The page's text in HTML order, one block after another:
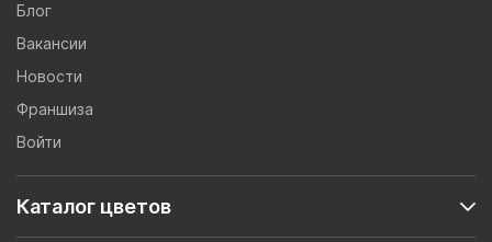
Блог
Вакансии
Новости
Франшиза
Войти
Каталог цветов